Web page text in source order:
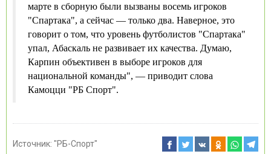
марте в сборную были вызваны восемь игроков
"Спартака", а сейчас — только два. Наверное, это
говорит о том, что уровень футболистов "Спартака"
упал, Абаскаль не развивает их качества. Думаю,
Карпин объективен в выборе игроков для
национальной команды", — приводит слова
Камоцци "РБ Спорт".
Источник: "РБ-Спорт"